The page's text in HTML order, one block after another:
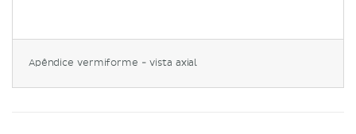
Apêndice vermiforme - vista axial